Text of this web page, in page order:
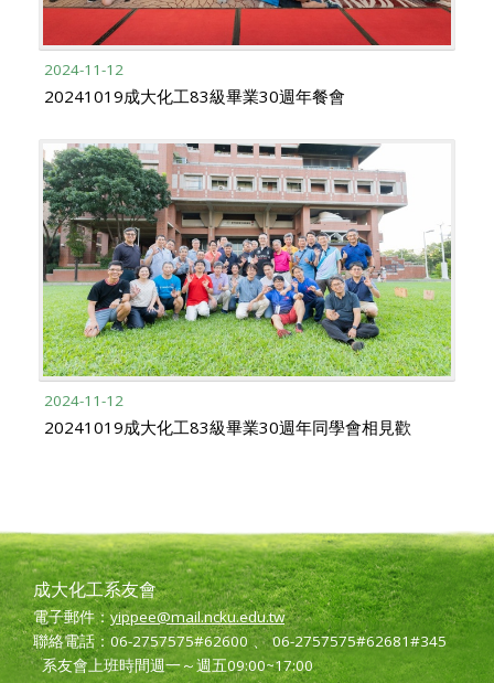
2024-11-12
20241019成大化工83級畢業30週年餐會
2024-11-12
20241019成大化工83級畢業30週年同學會相見歡
成大化工系友會
電子郵件：yippee@mail.ncku.edu.tw
聯絡電話：06-2757575#62600 、 06-2757575#62681#345
系友會上班時間週一～週五09:00~17:00